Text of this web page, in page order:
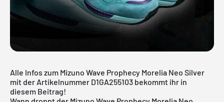
Alle Infos zum Mizuno Wave Prophecy Morelia Neo Silver
mit der Artikelnummer D1GA255103 bekommt ihr in
diesem Beitrag!